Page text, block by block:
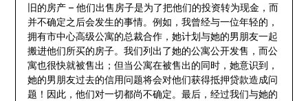
旧的房产 – 他们出售房子是为了把他们的投资转为现金，而
并不确定之后会发生的事情。例如，我曾经与一位年轻的，
拥有市中心高级公寓的总裁合作，她计划与她的男朋友一起
搬进他们所买的房子。我们列出了她的公寓公开发售，而公
寓也很快就被售出；但当公寓在被售出的同时，她意识到，
她的男朋友过去的信用问题将会对他们获得抵押贷款造成问
题！因此，他们对一切都尚不确定。最后，经过我们与她的